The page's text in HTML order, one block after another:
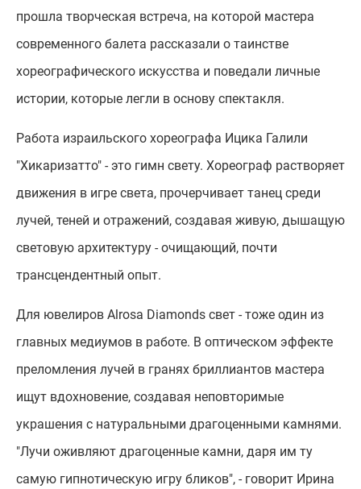
прошла творческая встреча, на которой мастера
современного балета рассказали о таинстве
хореографического искусства и поведали личные
истории, которые легли в основу спектакля.
Работа израильского хореографа Ицика Галили
"Хикаризатто" - это гимн свету. Хореограф растворяет
движения в игре света, прочерчивает танец среди
лучей, теней и отражений, создавая живую, дышащую
световую архитектуру - очищающий, почти
трансцендентный опыт.
Для ювелиров Alrosa Diamonds свет - тоже один из
главных медиумов в работе. В оптическом эффекте
преломления лучей в гранях бриллиантов мастера
ищут вдохновение, создавая неповторимые
украшения с натуральными драгоценными камнями.
"Лучи оживляют драгоценные камни, даря им ту
самую гипнотическую игру бликов", - говорит Ирина